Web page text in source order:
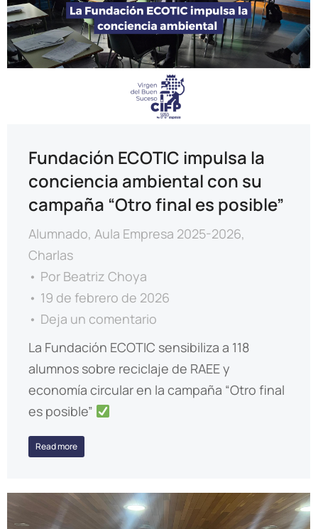
Fundación ECOTIC impulsa la
conciencia ambiental con su
campaña “Otro final es posible”
Alumnado, Aula Empresa 2025-2026,
Charlas
Por Beatriz Choya
19 de febrero de 2026
Deja un comentario
La Fundación ECOTIC sensibiliza a 118
alumnos sobre reciclaje de RAEE y
economía circular en la campaña “Otro final
es posible”
Read more